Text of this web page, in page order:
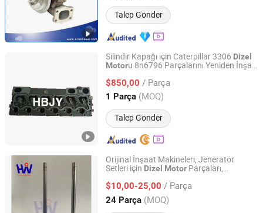
Talep Gönder
Silindir Kapağı için Caterpillar 3306 Dizel
Motoru 8n6796 Parçalarını Yeniden İnşa
$850,00 / Parça
1 Parça (MOQ)
Talep Gönder
Shijiazhuang Jialiya Trading Co., Ltd.
Hebei, China Fiyat 2024
Orijinal İnşaat Makineleri, Jeneratör
Setleri için Dizel Motor Parçaları,
Montajları, Valf Montajları
3052820/3803528/3088389
$10,00-25,00 / Parça
24 Parça (MOQ)
Hebei Hua Wo Engine Parts Co., Ltd
Hebei, China Fiyat 2023